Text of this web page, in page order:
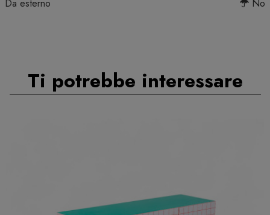
Da esterno
No
Ti potrebbe interessare